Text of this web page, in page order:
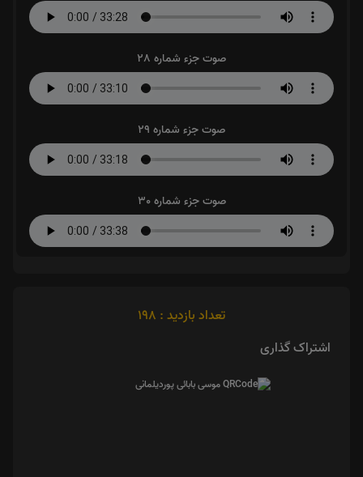
صوت جزء شماره 28
صوت جزء شماره 29
صوت جزء شماره 30
تعداد بازدید : 198
اشتراک گذاری